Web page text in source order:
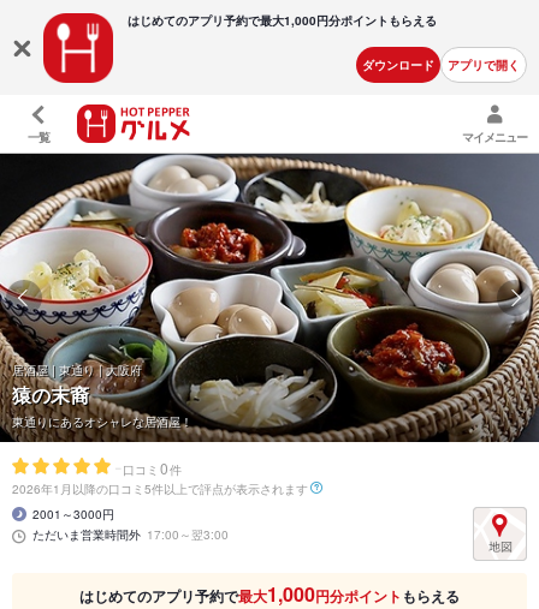
はじめてのアプリ予約で最大1,000円分ポイントもらえる
ダウンロード アプリで開く
一覧 マイメニュー
居酒屋 | 東通り | 大阪府
猿の末裔
東通りにあるオシャレな居酒屋！
- 口コミ 0件
2026年1月以降の口コミ5件以上で評点が表示されます
2001～3000円
ただいま営業時間外 17:00～翌3:00
はじめてのアプリ予約で最大1,000円分ポイント もらえる